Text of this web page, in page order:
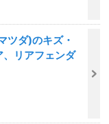
ツダ)のキズ・
リアフェンダ